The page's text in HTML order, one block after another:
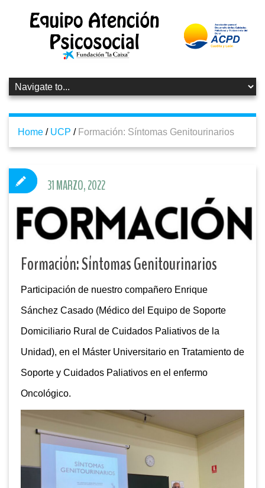
Home / UCP / Formación: Síntomas Genitourinarios
Formación: Síntomas Genitourinarios
Participación de nuestro compañero Enrique
Sánchez Casado (Médico del Equipo de Soporte
Domiciliario Rural de Cuidados Paliativos de la
Unidad), en el Máster Universitario en Tratamiento de
Soporte y Cuidados Paliativos en el enfermo
Oncológico.
31 MARZO, 2022